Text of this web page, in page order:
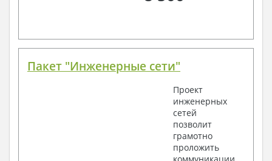
3. Инженерный раздел (приобретается по желанию
за дополнительную плату):
Условные обозначения с общими данными
Поэтажная система водоснабжения и
Аксонометрическая схема водоснабжения и
Пакет "Инженерные сети"
Проект
инженерных
сетей
позволит
грамотно
проложить